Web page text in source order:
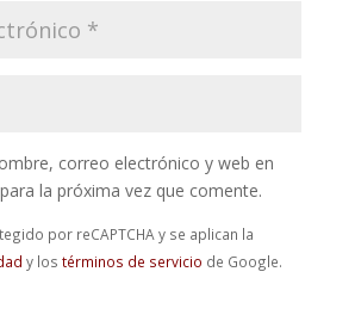
correo electrónico y web en
la próxima vez que comente.
por reCAPTCHA y se aplican la
y los términos de servicio de Google.